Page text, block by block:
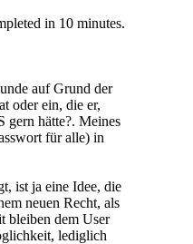
in 10 minutes.
auf Grund der
oder ein, die er,
gern hätte?. Meines
für alle) in
ist ja eine Idee, die
neuen Recht, als
bleiben dem User
lediglich